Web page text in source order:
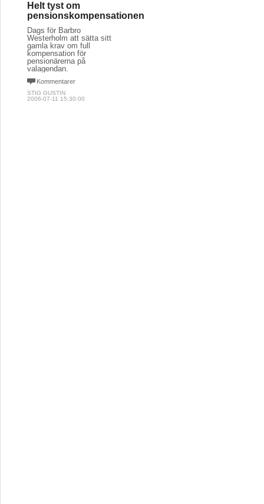
Helt tyst om
pensionskompensationen
Dags för Barbro
Westerholm att sätta sitt
gamla krav om full
kompensation för
pensionärerna på
valagendan.
Kommentarer
STIG GUSTIN
2006-07-11 15:30:00